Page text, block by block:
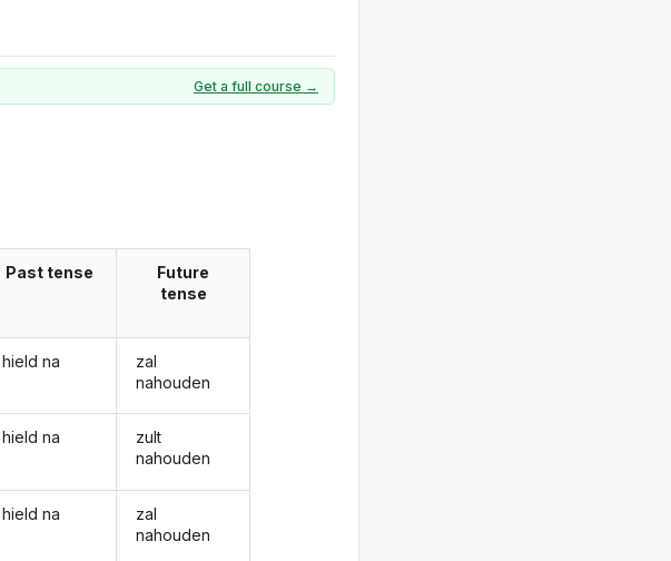
Get a full course →
Past tense
hield na
hield na
hield na
Future
tense
zal
nahouden
zult
nahouden
zal
nahouden